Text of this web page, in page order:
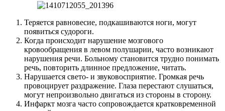
Теряется равновесие, подкашиваются ноги, могут
появиться судороги.
Когда происходит нарушение мозгового
кровообращения в левом полушарии, часто возникают
нарушения речи. Больному становится трудно понимать
речь, повторить длинное предложение, читать.
Нарушается свето- и звуковосприятие. Громкая речь
провоцирует раздражение. Глаза перестают слушаться,
могут непроизвольно двигаться из стороны в сторону.
Инфаркт мозга часто сопровождается кратковременной